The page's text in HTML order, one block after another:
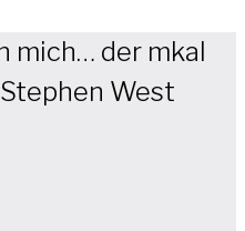
mich… der mkal
West